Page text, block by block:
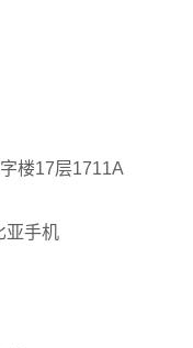
楼17层1711A
亚手机